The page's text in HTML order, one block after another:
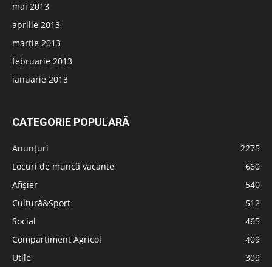
mai 2013
aprilie 2013
martie 2013
februarie 2013
ianuarie 2013
CATEGORIE POPULARĂ
Anunțuri
2275
Locuri de muncă vacante
660
Afișier
540
Cultură&Sport
512
Social
465
Compartiment Agricol
409
Utile
309